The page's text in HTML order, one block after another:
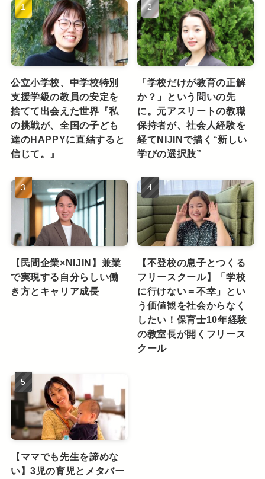
公立小学校、中学校特別
支援学級の教員の安定を
捨てて出会えた世界『私
の挑戦が、全国の子ども
達のHAPPYに直結すると
信じて。』
「学校だけが教育の正解
か？」という問いの先
に。元アスリートの教職
保持者が、社会人経験を
経てNIJINで描く“新しい
学びの選択肢”
【民間企業×NIJIN】兼業
で実現する自分らしい働
き方とキャリア成長
【不登校の息子とつくる
フリースクール】「学校
に行けない＝不幸」とい
う価値観を社会からなく
したい！保育士10年経験
の教室長が開くフリース
クール
【ママでも先生を諦めな
い】3児の育児とメタバー